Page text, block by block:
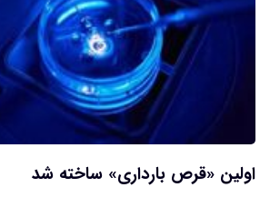
اولین «قرص بارداری» ساخته شد